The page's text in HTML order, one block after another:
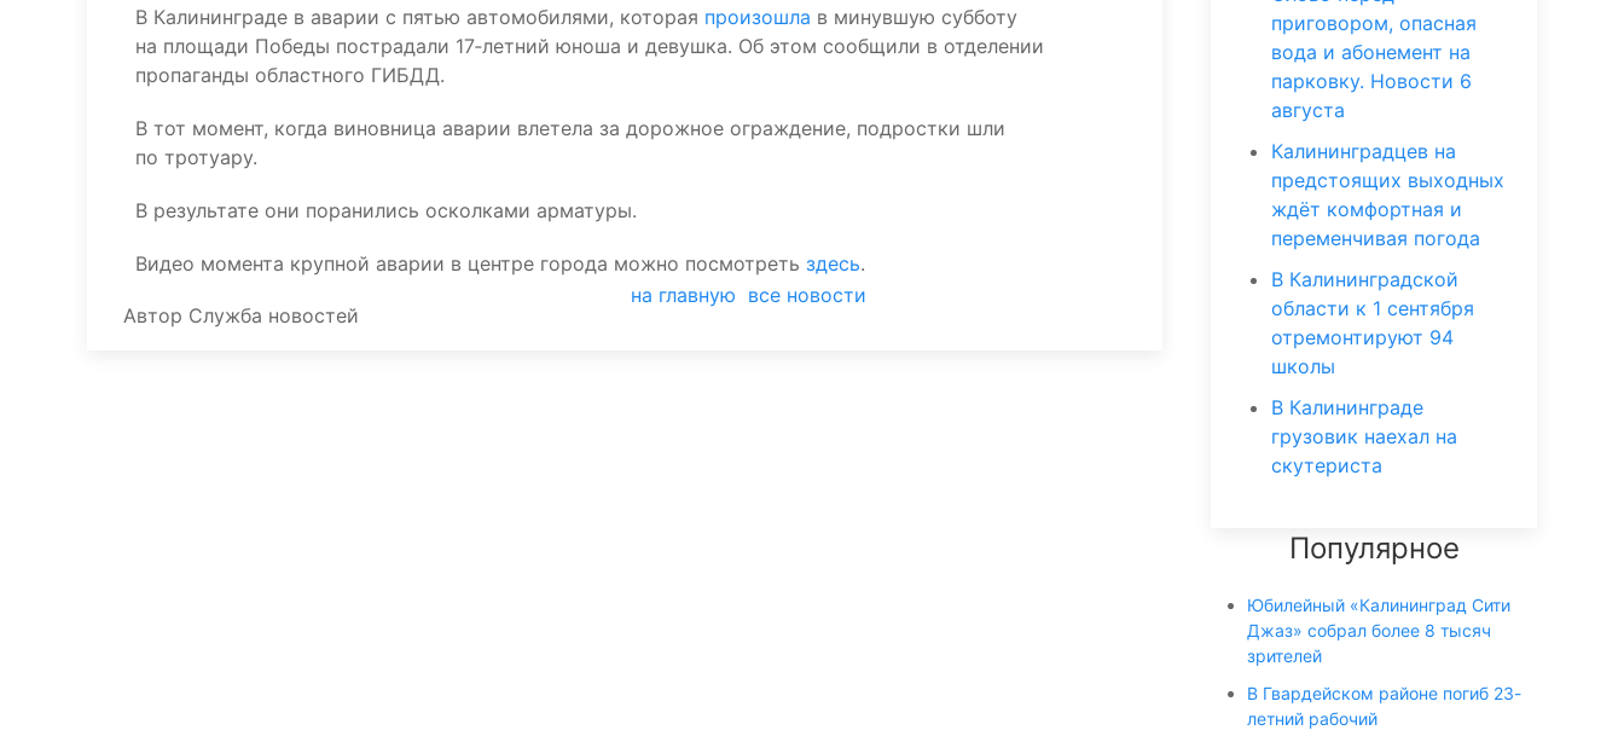
В Калининграде в аварии с пятью автомобилями, которая произошла в минувшую субботу
на площади Победы пострадали 17‑летний юноша и девушка. Об этом сообщили в отделении
пропаганды областного ГИБДД.
В тот момент, когда виновница аварии влетела за дорожное ограждение, подростки шли
по тротуару.
В результате они поранились осколками арматуры.
Видео момента крупной аварии в центре города можно посмотреть здесь.
Автор Служба новостей
на главную все новости
приговором, опасная
вода и абонемент на
парковку. Новости 6
августа
Калининградцев на
предстоящих выходных
ждёт комфортная и
переменчивая погода
В Калининградской
области к 1 сентября
отремонтируют 94
школы
В Калининграде
грузовик наехал на
скутериста
Популярное
Юбилейный «Калининград Сити
Джаз» собрал более 8 тысяч
зрителей
В Гвардейском районе погиб 23-
летний рабочий